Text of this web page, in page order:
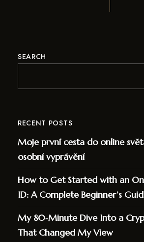
SEARCH
RECENT POSTS
Moje první cesta do online
osobní vyprávění
How to Get Started with an
ID: A Complete Beginner’s
My 80‑Minute Dive Into a
That Changed My View